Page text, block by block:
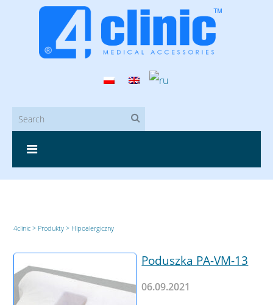
4clinic > Produkty > Hipoalergiczny
Poduszka PA-VM-13
06.09.2021